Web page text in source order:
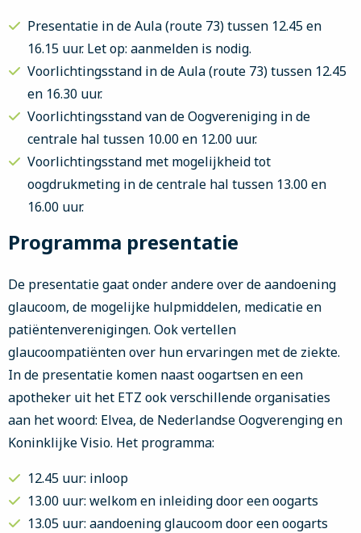
Presentatie in de Aula (route 73) tussen 12.45 en
16.15 uur. Let op: aanmelden is nodig.
Voorlichtingsstand in de Aula (route 73) tussen 12.45
en 16.30 uur.
Voorlichtingsstand van de Oogvereniging in de
centrale hal tussen 10.00 en 12.00 uur.
Voorlichtingsstand met mogelijkheid tot
oogdrukmeting in de centrale hal tussen 13.00 en
16.00 uur.
Programma presentatie
De presentatie gaat onder andere over de aandoening
glaucoom, de mogelijke hulpmiddelen, medicatie en
patiëntenverenigingen. Ook vertellen
glaucoompatiënten over hun ervaringen met de ziekte.
In de presentatie komen naast oogartsen en een
apotheker uit het ETZ ook verschillende organisaties
aan het woord: Elvea, de Nederlandse Oogverenging en
Koninklijke Visio. Het programma:
12.45 uur: inloop
13.00 uur: welkom en inleiding door een oogarts
13.05 uur: aandoening glaucoom door een oogarts